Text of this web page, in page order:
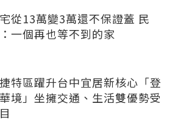
從13萬變3萬還不保證蓋 民
一個再也等不到的家
特區躍升台中宜居新核心「登
境」坐擁交通、生活雙優勢受